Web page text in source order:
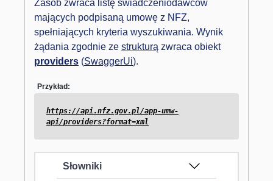
Zasób zwraca listę świadczeniodawców
mających podpisaną umowę z NFZ,
spełniających kryteria wyszukiwania. Wynik
żądania zgodnie ze strukturą zwraca obiekt
providers (SwaggerUi).
Przykład:
https://api.nfz.gov.pl/app-umw-
api/providers?format=xml
Słowniki